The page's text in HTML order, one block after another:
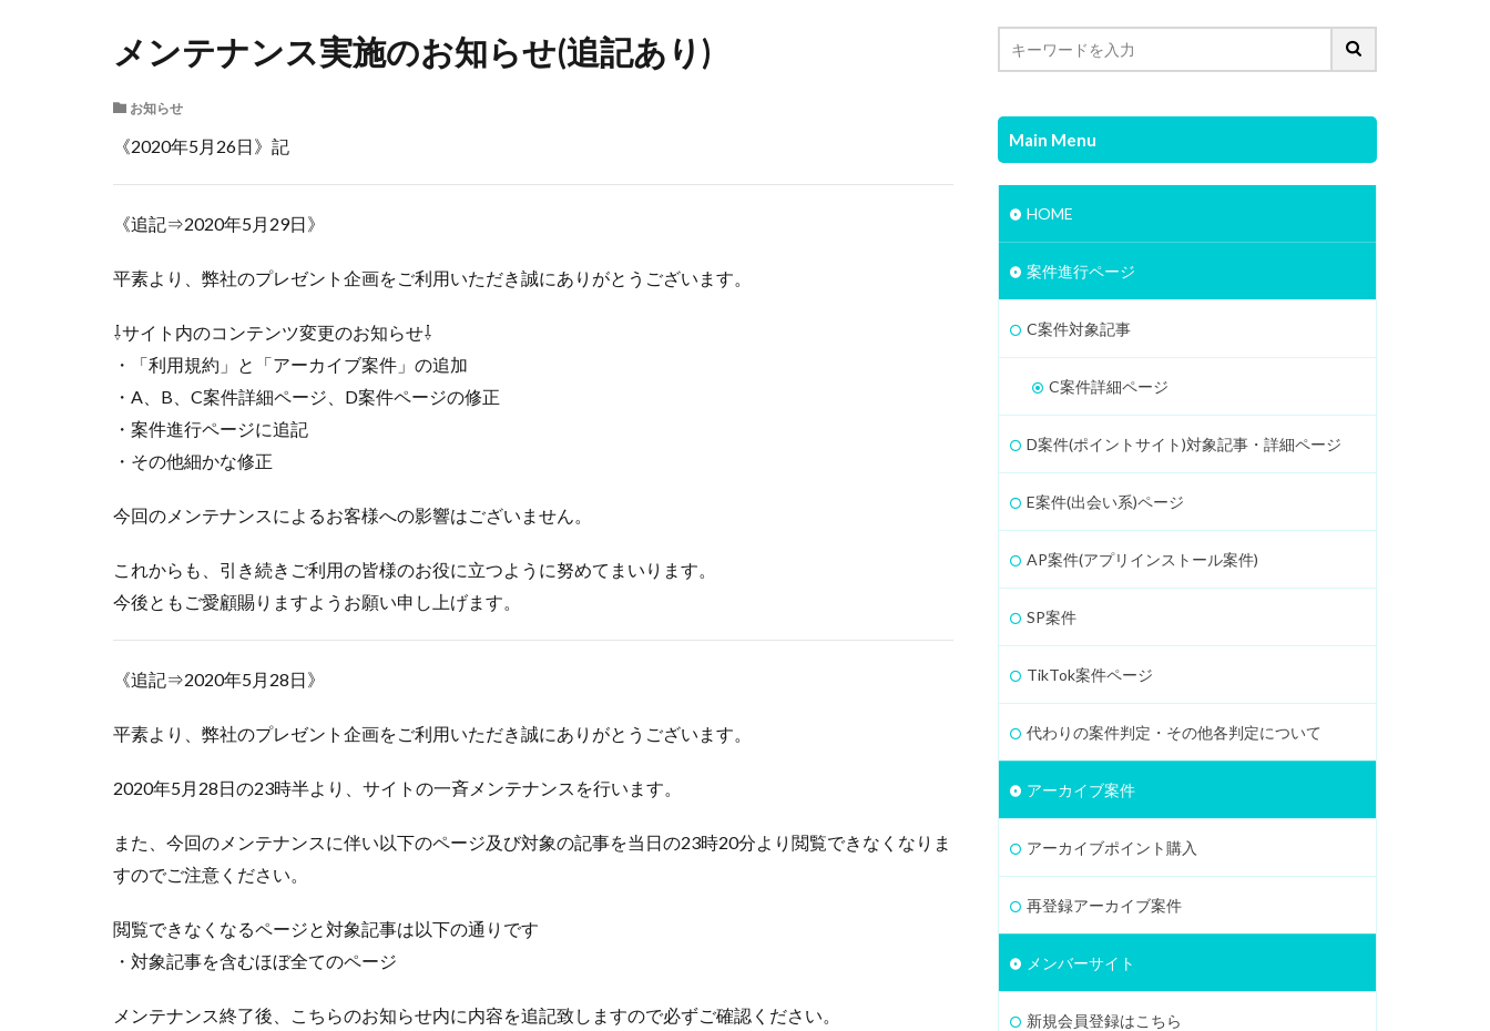
メンテナンス実施のお知らせ(追記あり)
お知らせ
《2020年5月26日》記
《追記⇒2020年5月29日》
平素より、弊社のプレゼント企画をご利用いただき誠にありがとうございます。
⇩サイト内のコンテンツ変更のお知らせ⇩
・「利用規約」と「アーカイブ案件」の追加
・A、B、C案件詳細ページ、D案件ページの修正
・案件進行ページに追記
・その他細かな修正
今回のメンテナンスによるお客様への影響はございません。
これからも、引き続きご利用の皆様のお役に立つように努めてまいります。
今後ともご愛顧賜りますようお願い申し上げます。
《追記⇒2020年5月28日》
平素より、弊社のプレゼント企画をご利用いただき誠にありがとうございます。
2020年5月28日の23時半より、サイトの一斉メンテナンスを行います。
また、今回のメンテナンスに伴い以下のページ及び対象の記事を当日の23時20分より閲覧できなくなりま
すのでご注意ください。
閲覧できなくなるページと対象記事は以下の通りです
・対象記事を含むほぼ全てのページ
メンテナンス終了後、こちらのお知らせ内に内容を追記致しますので必ずご確認ください。
Main Menu
HOME
案件進行ページ
C案件対象記事
C案件詳細ページ
D案件(ポイントサイト)対象記事・詳細ページ
E案件(出会い系)ページ
AP案件(アプリインストール案件)
SP案件
TikTok案件ページ
代わりの案件判定・その他各判定について
アーカイブ案件
アーカイブポイント購入
再登録アーカイブ案件
メンバーサイト
新規会員登録はこちら